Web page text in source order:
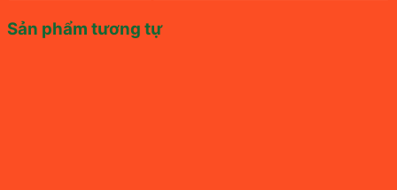
Sản phẩm tương tự